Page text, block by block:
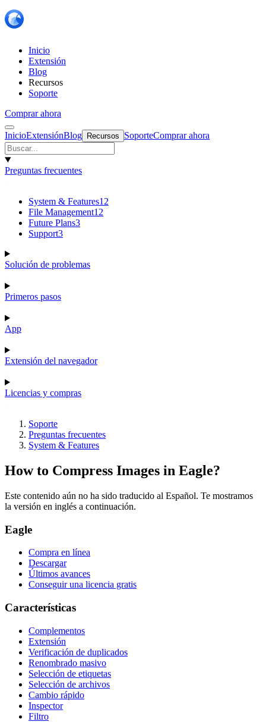
Inicio
Extensión
Blog
Recursos
Soporte
Comprar ahora
InicioExtensiónBlog Recursos SoporteComprar ahora
Preguntas frecuentes
System & Features12
File Management12
Future Plans3
Support3
Solución de problemas
Primeros pasos
App
Extensión del navegador
Licencias y compras
Soporte
Preguntas frecuentes
System & Features
How to Compress Images in Eagle?
Este contenido aún no ha sido traducido al Español. Te mostramos
la versión en inglés a continuación.
Eagle
Compra en línea
Descargar
Últimos avances
Conseguir una licencia gratis
Características
Complementos
Extensión
Verificación de duplicados
Renombrado masivo
Selección de etiquetas
Selección de archivos
Cambio rápido
Inspector
Filtro